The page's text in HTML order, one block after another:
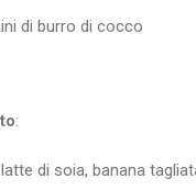
di burro di cocco
:
di soia, banana